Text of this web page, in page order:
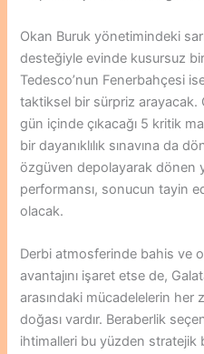
Okan Buruk yönetimindeki
desteğiyle evinde kusursuz
Tedesco’nun Fenerbahçesi
taktiksel bir sürpriz arayacak.
gün içinde çıkacağı 5 kritik
bir dayanıklılık sınavına da
özgüven depolayarak dönen
performansı, sonucun tayin
olacak.
Derbi atmosferinde bahis ve
avantajını işaret etse de,
arasındaki mücadelelerin her
doğası vardır. Beraberlik
ihtimalleri bu yüzden stratejik